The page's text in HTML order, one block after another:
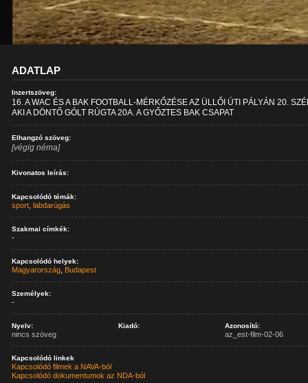
ADATLAP
Inzertszöveg:
16. A WAC ÉS A BAK FOOTBALL-MÉRKŐZÉSE AZ ÜLLŐI ÚTI PÁLYÁN 20.
AKI A DÖNTŐ GÓLT RÚGTA 20A. A GYŐZTES BAK CSAPAT
Elhangzó szöveg:
[végig néma]
Kivonatos leírás:
Kapcsolódó témák:
sport ,labdarúgás
Szakmai címkék:
-
Kapcsolódó helyek:
Magyarország Budapest
Személyek:
-
Nyelv:
nincs szöveg
Kiadó: Azonosító:
az_est-film-02-06
Kapcsolódó linkek
Kapcsolódó filmek a NAVA-ból
Kapcsolódó dokumentumok az NDA-ból